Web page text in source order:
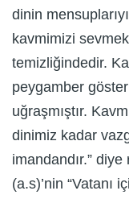
dinin
kavmimizi
temizliğindedir.
peygamber
uğraşmıştır.
dinimiz kadar
imandandır.”
(a.s)’nin “Vatanı